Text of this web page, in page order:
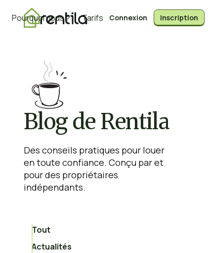
Connexion Inscription
Pourquoi nous ? Tarifs
Blog de Rentila
Des conseils pratiques pour louer
en toute confiance. Conçu par et
pour des propriétaires
indépendants.
Tout
Actualités